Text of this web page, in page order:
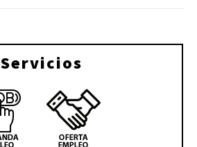
Servicios